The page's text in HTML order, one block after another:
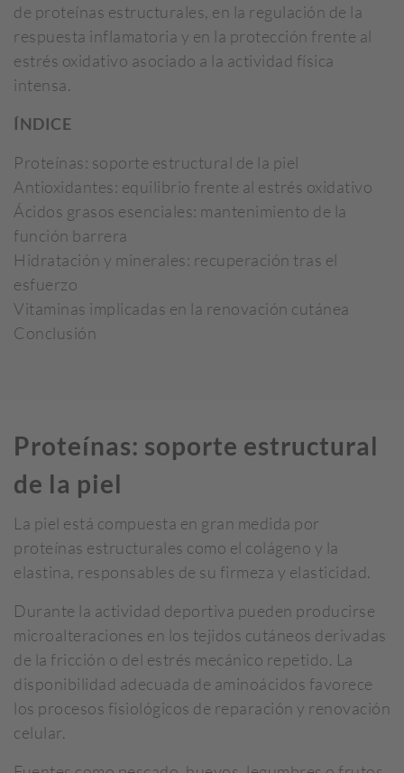
de proteínas estructurales, en la regulación de la
respuesta inflamatoria y en la protección frente al
estrés oxidativo asociado a la actividad física
intensa.
ÍNDICE
Proteínas: soporte estructural de la piel
Antioxidantes: equilibrio frente al estrés oxidativo
Ácidos grasos esenciales: mantenimiento de la
función barrera
Hidratación y minerales: recuperación tras el
esfuerzo
Vitaminas implicadas en la renovación cutánea
Conclusión
Proteínas: soporte estructural
de la piel
La piel está compuesta en gran medida por
proteínas estructurales como el colágeno y la
elastina, responsables de su firmeza y elasticidad.
Durante la actividad deportiva pueden producirse
microalteraciones en los tejidos cutáneos derivadas
de la fricción o del estrés mecánico repetido. La
disponibilidad adecuada de aminoácidos favorece
los procesos fisiológicos de reparación y renovación
celular.